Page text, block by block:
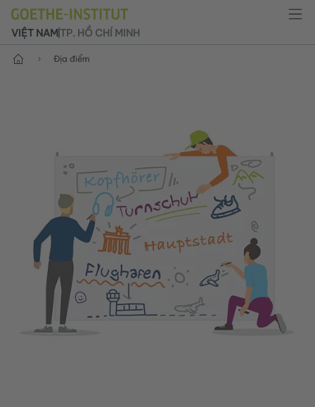
VIỆT NAMTP. HỒ CHÍ MINH
Trang chủĐịa điểm